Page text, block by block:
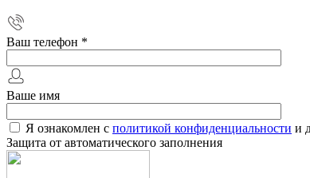
Ваш телефон *
Ваше имя
Я ознакомлен с политикой конфиденциальности и
Защита от автоматического заполнения